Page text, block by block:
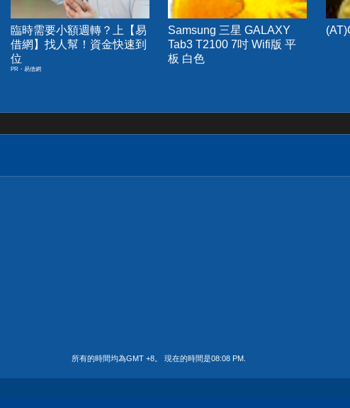
臨時需要小額週轉？上【易
借網】找人幫！資金快速到
位
PR・易借網
Samsung 三星 GALAXY
Tab3 T2100 7吋 Wifi版 平
板 白色
所有的時間均為GMT +8。 現在的時間是08:08 PM